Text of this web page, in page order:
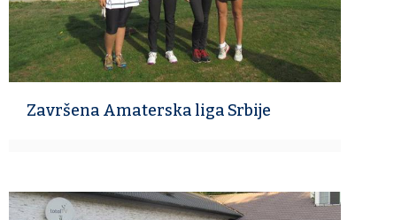
Završena Amaterska liga Srbije